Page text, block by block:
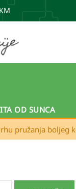
OD SUNCA
pružanja boljeg